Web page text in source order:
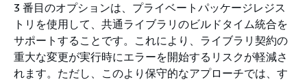
3 番目のオプションは、プライベートパッケージレジス
トリを使用して、共通ライブラリのビルドタイム統合を
サポートすることです。これにより、ライブラリ契約の
重大な変更が実行時にエラーを開始するリスクが軽減さ
れます。ただし、このより保守的なアプローチでは、す